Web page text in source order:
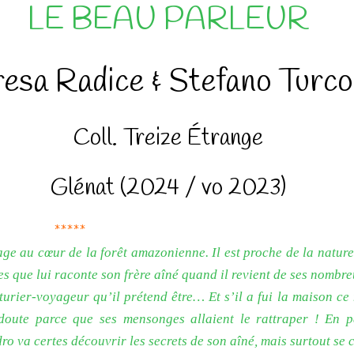
LE BEAU PARLEUR
Radice & Stefano
Coll. Treize Étrange
Glénat (2024 / vo 2023)
*****
au cœur de la forêt amazonienne. Il est proche de la
que lui raconte son frère aîné quand il revient de ses
voyageur qu’il prétend être… Et s’il a fui la maison
parce que ses mensonges allaient le rattraper ! En
va certes découvrir les secrets de son aîné, mais surtout se